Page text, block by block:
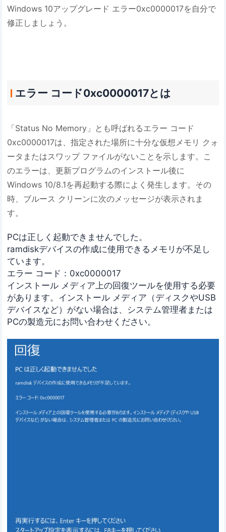
Windows 10アップグレード エラー0xc0000017を自分で
修正しましょう。
エラー コード0xc0000017とは
「Status No Memory」とも呼ばれるエラー コード
0xc0000017は、指定された場所に十分な仮想メモリ クォ
ータまたはスワップ ファイルがないことを示します。こ
のエラーは、更新プログラムのインストール後に
Windows 10/8.1を再起動する際によく発生します。その
時、ブルース クリーンに次のメッセージが表示されま
す。
PCは正しく起動できませんでした。
ramdiskデバイスの作成に使用できるメモリが不足し
ています。
エラー コード：0xc0000017
インストール メディア上の回復ツールを使用する必要
があります。インストール メディア（ディスクやUSB
デバイスなど）がない場合は、システム管理者または
PCの製造元にお問い合わせください。